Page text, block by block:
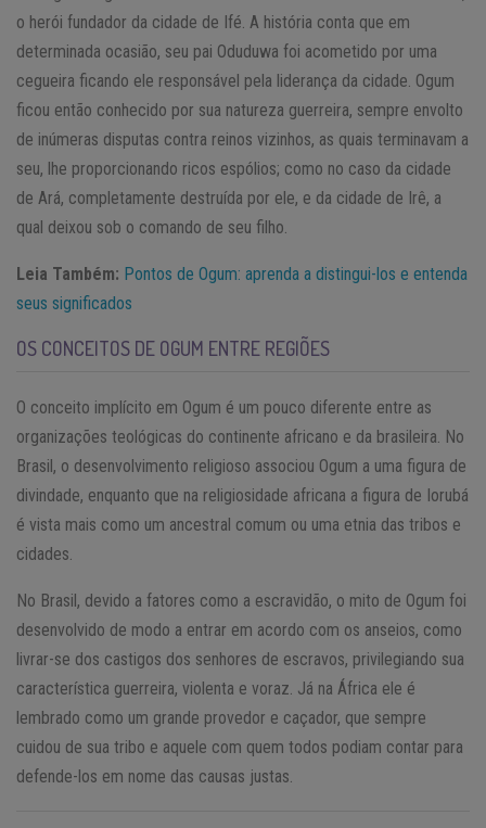
o herói fundador da cidade de Ifé. A história conta que em
determinada ocasião, seu pai Oduduwa foi acometido por uma
cegueira ficando ele responsável pela liderança da cidade. Ogum
ficou então conhecido por sua natureza guerreira, sempre envolto
de inúmeras disputas contra reinos vizinhos, as quais terminavam a
seu, lhe proporcionando ricos espólios; como no caso da cidade
de Ará, completamente destruída por ele, e da cidade de Irê, a
qual deixou sob o comando de seu filho.
Leia Também: Pontos de Ogum: aprenda a distingui-los e entenda
seus significados
OS CONCEITOS DE OGUM ENTRE REGIÕES
O conceito implícito em Ogum é um pouco diferente entre as
organizações teológicas do continente africano e da brasileira. No
Brasil, o desenvolvimento religioso associou Ogum a uma figura de
divindade, enquanto que na religiosidade africana a figura de Iorubá
é vista mais como um ancestral comum ou uma etnia das tribos e
cidades.
No Brasil, devido a fatores como a escravidão, o mito de Ogum foi
desenvolvido de modo a entrar em acordo com os anseios, como
livrar-se dos castigos dos senhores de escravos, privilegiando sua
característica guerreira, violenta e voraz. Já na África ele é
lembrado como um grande provedor e caçador, que sempre
cuidou de sua tribo e aquele com quem todos podiam contar para
defende-los em nome das causas justas.